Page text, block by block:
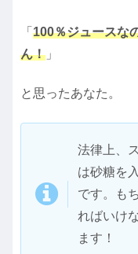
「 100％ジュースな
ん！ 」
と思ったあなた。
法律上、
は砂糖を
です。も
ればいけ
ます！